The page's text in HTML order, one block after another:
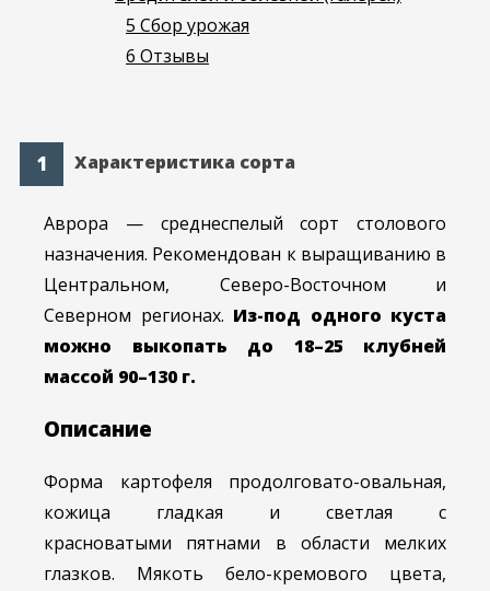
5 Сбор урожая
6 Отзывы
Характеристика сорта
Аврора — среднеспелый сорт столового
назначения. Рекомендован к выращиванию в
Центральном, Северо-Восточном и
Северном регионах. Из-под одного куста
можно выкопать до 18–25 клубней
массой 90–130 г.
Описание
Форма картофеля продолговато-овальная,
кожица гладкая и светлая с
красноватыми пятнами в области мелких
глазков. Мякоть бело-кремового цвета,